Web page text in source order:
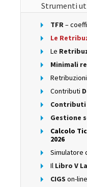
Strumenti
TFR–
Le
Le
Minimali
Retribuzioni
Contributi
Contributi
Gestione
Calcolo
2026
Simulatore
Il Libro V
CIGS on-line